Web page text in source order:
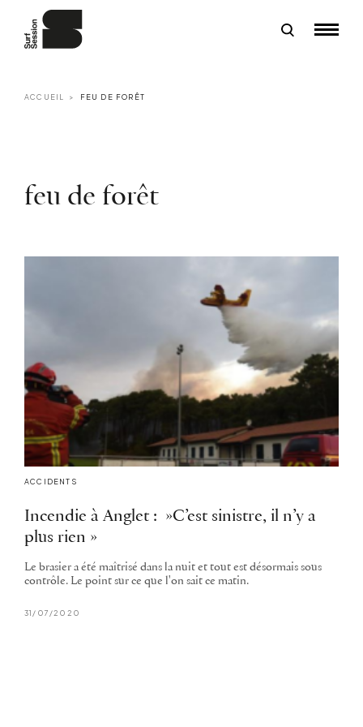
ACCUEIL FEU DE FORÊT
feu de forêt
ACCIDENTS
Incendie à Anglet : »C’est sinistre, il n’y a
plus rien »
Le brasier a été maîtrisé dans la nuit et tout est désormais sous
contrôle. Le point sur ce que l'on sait ce matin.
31/07/2020